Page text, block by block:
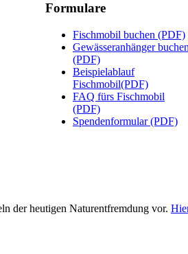
Formulare
Fischmobil buchen (PDF)
Gewässeranhänger
(PDF)
Beispielablauf
Fischmobil(PDF)
FAQ fürs Fischmobil
(PDF)
Spendenformular (PDF)
der heutigen Naturentfremdung vor.